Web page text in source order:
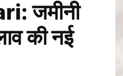
जमीनी
की नई